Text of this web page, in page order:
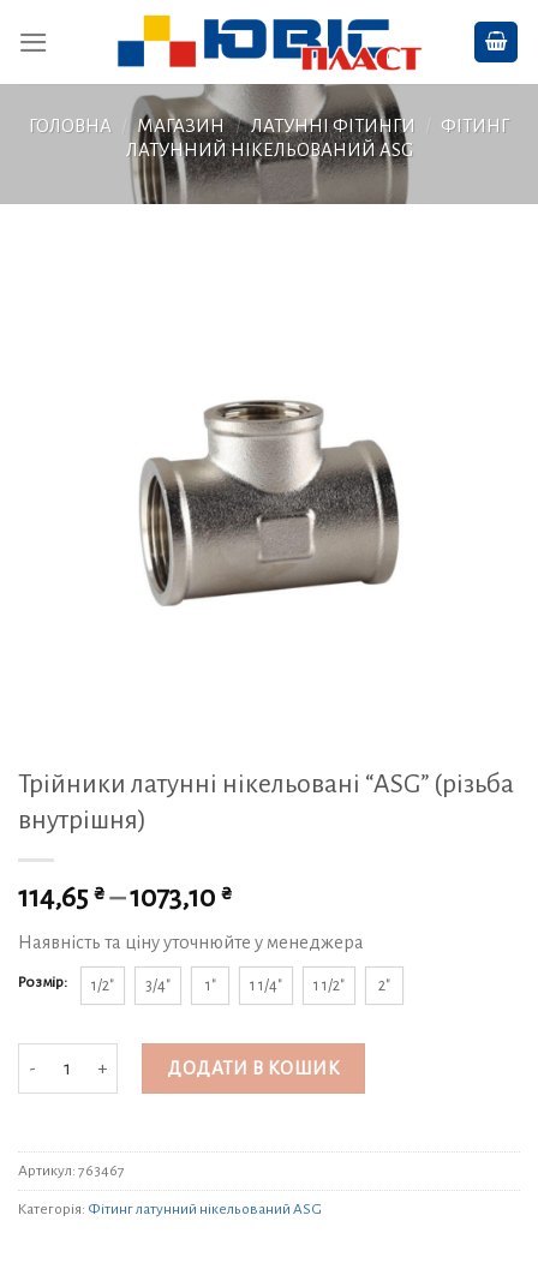
ГОЛОВНА МАГАЗИН / ЛАТУННІ ФІТИНГИ
ФІТИНГ
ЛАТУННИЙ НІКЕЛЬОВАНИЙ ASG
Трійники латунні нікельовані “ASG” (різьба
внутрішня)
114,65 ₴ –1073,10 ₴
Наявність та ціну уточнюйте у менеджера
Розмір: 1/2" 3/4" 1" 1 1/4" 1 1/2" 2"
Трійники латунні нікельовані "ASG" (різьба внутрішня) кількість
ДОДАТИ В КОШИК
Артикул: 763467
Категорія: Фітинг латунний нікельований ASG